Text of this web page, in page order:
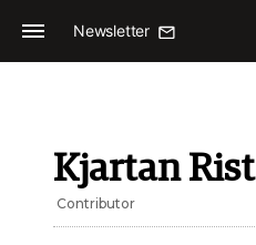
Newsletter
Kjartan Rist
Contributor